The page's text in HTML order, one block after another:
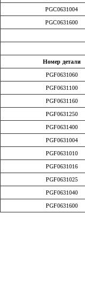
PGC0631004
PGC0631600
Номер детали
PGF0631060
PGF0631100
PGF0631160
PGF0631250
PGF0631400
PGF0631004
PGF0631010
PGF0631016
PGF0631025
PGF0631040
PGF0631600